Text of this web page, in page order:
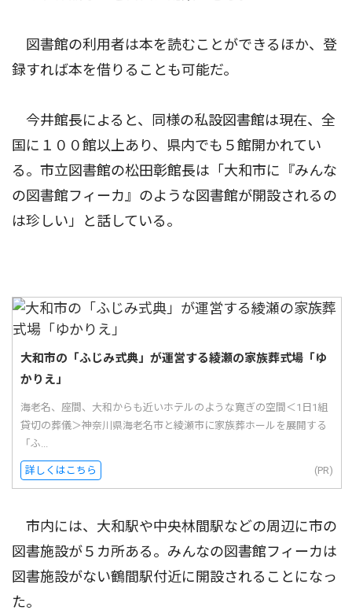
図書館の利用者は本を読むことができるほか、登
録すれば本を借りることも可能だ。
今井館長によると、同様の私設図書館は現在、全
国に１００館以上あり、県内でも５館開かれてい
る。市立図書館の松田彰館長は「大和市に『みんな
の図書館フィーカ』のような図書館が開設されるの
は珍しい」と話している。
大和市の「ふじみ式典」が運営する綾瀬の家族葬式場「ゆ
かりえ」
海老名、座間、大和からも近いホテルのような寛ぎの空間＜1日1組
貸切の葬儀＞神奈川県海老名市と綾瀬市に家族葬ホールを展開する
「ふ...
詳しくはこちら (PR)
市内には、大和駅や中央林間駅などの周辺に市の
図書施設が５カ所ある。みんなの図書館フィーカは
図書施設がない鶴間駅付近に開設されることになっ
た。